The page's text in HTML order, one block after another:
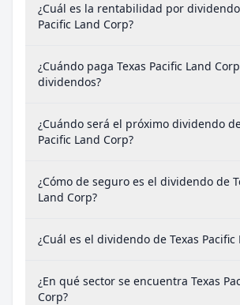
¿Cuál es la rentabilidad por dividendo
Pacific Land Corp?
¿Cuándo paga Texas Pacific Land Corp
dividendos?
¿Cuándo será el próximo dividendo
Pacific Land Corp?
¿Cómo de seguro es el dividendo de
Land Corp?
¿Cuál es el dividendo de Texas Pacific
¿En qué sector se encuentra Texas
Corp?